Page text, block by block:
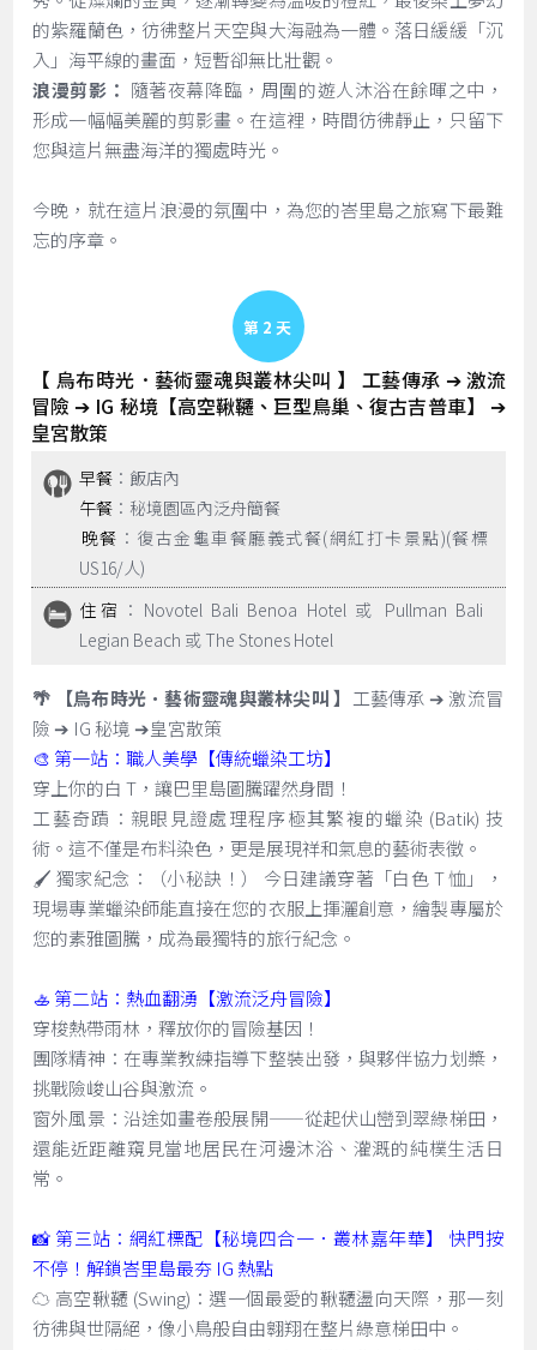
的紫羅蘭色，彷彿整片天空與大海融為一體。落日緩緩「沉
入」海平線的畫面，短暫卻無比壯觀。
浪漫剪影： 隨著夜幕降臨，周圍的遊人沐浴在餘暉之中，
形成一幅幅美麗的剪影畫。在這裡，時間彷彿靜止，只留下
您與這片無盡海洋的獨處時光。
今晚，就在這片浪漫的氛圍中，為您的峇里島之旅寫下最難
忘的序章。
Day 2
【 烏布時光．藝術靈魂與叢林尖叫 】 工藝傳承 ➔ 激流
冒險 ➔ IG 秘境【高空鞦韆、巨型鳥巢、復古吉普車】 ➔
皇宮散策
早餐 ：飯店內
午餐 ：秘境園區內泛舟簡餐
晚餐 ：復古金龜車餐廳義式餐(網紅打卡景點)(餐標
US16/人)
住宿 ：Novotel Bali Benoa Hotel 或 Pullman Bali
Legian Beach 或 The Stones Hotel
🌴 【烏布時光．藝術靈魂與叢林尖叫 】 工藝傳承 ➔ 激流冒
險 ➔ IG 秘境 ➔皇宮散策
🎨 第一站：職人美學【傳統蠟染工坊】
穿上你的白 T，讓巴里島圖騰躍然身間！
工藝奇蹟：親眼見證處理程序極其繁複的蠟染 (Batik) 技
術。這不僅是布料染色，更是展現祥和氣息的藝術表徵。
🖌️ 獨家紀念：（小秘訣！） 今日建議穿著「白色 T 恤」，
現場專業蠟染師能直接在您的衣服上揮灑創意，繪製專屬於
您的素雅圖騰，成為最獨特的旅行紀念。
🚣 第二站：熱血翻湧【激流泛舟冒險】
穿梭熱帶雨林，釋放你的冒險基因！
團隊精神：在專業教練指導下整裝出發，與夥伴協力划槳，
挑戰險峻山谷與激流。
窗外風景：沿途如畫卷般展開——從起伏山巒到翠綠梯田，
還能近距離窺見當地居民在河邊沐浴、灌溉的純樸生活日
常。
📸 第三站：網紅標配【秘境四合一．叢林嘉年華】 快門按
不停！解鎖峇里島最夯 IG 熱點
☁️ 高空鞦韆 (Swing)：選一個最愛的鞦韆盪向天際，那一刻
彷彿與世隔絕，像小鳥般自由翱翔在整片綠意梯田中。